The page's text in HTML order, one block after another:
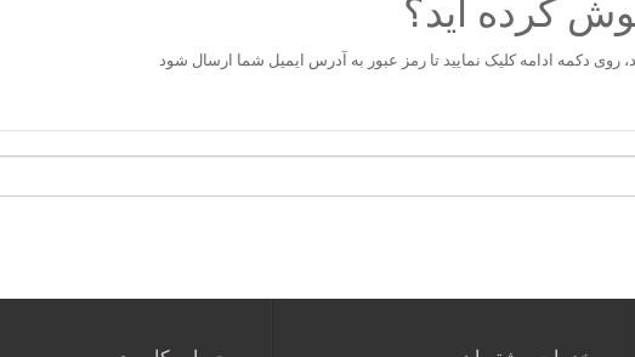
کرده ايد؟
روی دکمه ادامه کلیک نمایید تا رمز عبور به آدرس ايميل شما ارسال شود